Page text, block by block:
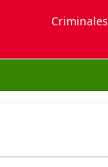
Criminales